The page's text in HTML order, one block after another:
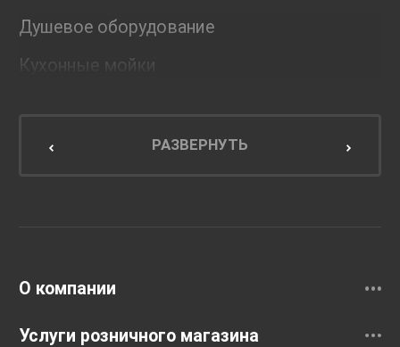
Душевое оборудование
Кухонные мойки
Мебель для кухниРАЗВЕРНУТЬ
О компании
Услуги розничного магазина